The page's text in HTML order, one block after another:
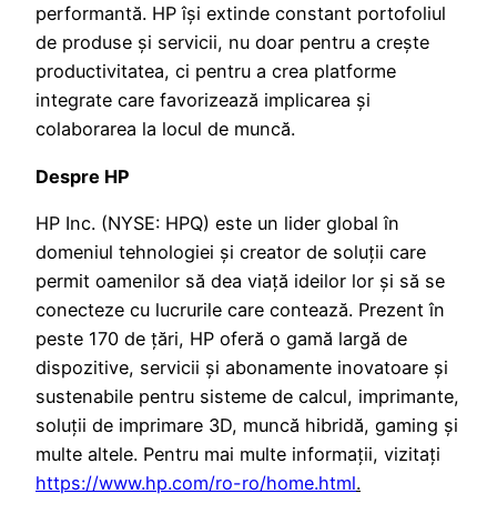
performantă. HP își extinde constant portofoliul
de produse și servicii, nu doar pentru a crește
productivitatea, ci pentru a crea platforme
integrate care favorizează implicarea și
colaborarea la locul de muncă.
Despre HP
HP Inc. (NYSE: HPQ) este un lider global în
domeniul tehnologiei și creator de soluții care
permit oamenilor să dea viață ideilor lor și să se
conecteze cu lucrurile care contează. Prezent în
peste 170 de țări, HP oferă o gamă largă de
dispozitive, servicii și abonamente inovatoare și
sustenabile pentru sisteme de calcul, imprimante,
soluții de imprimare 3D, muncă hibridă, gaming și
multe altele. Pentru mai multe informații, vizitați
https://www.hp.com/ro-ro/home.html.